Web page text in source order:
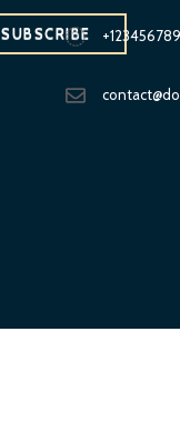
SUBSCRIBE